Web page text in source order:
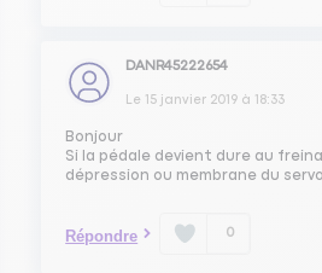
DANR45222654
Le 15 janvier 2019 à 18:33
Bonjour
Si la pédale devient dure au
dépression ou membrane du
Répondre 0